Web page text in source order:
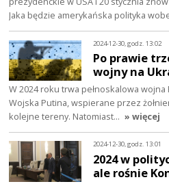
Jaka będzie amerykańska polityka
2024-12-30, godz. 13:02
Po prawie
wojny na
W 2024 roku trwa pełnoskalowa
Wojska Putina, wspierane przez
kolejne tereny. Natomiast… » więcej
2024-12-30, godz. 13:01
2024 w
ale rośnie